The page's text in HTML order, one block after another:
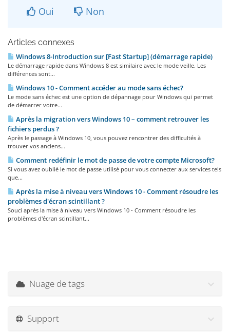
Oui Non
Articles connexes
Windows 8-Introduction sur [Fast Startup] (démarrage rapide)
Le démarrage rapide dans Windows 8 est similaire avec le mode veille. Les
différences sont...
Windows 10 - Comment accéder au mode sans échec?
Le mode sans échec est une option de dépannage pour Windows qui permet
de démarrer votre...
Après la migration vers Windows 10 – comment retrouver les
fichiers perdus ?
Après le passage à Windows 10, vous pouvez rencontrer des difficultés à
trouver vos anciens...
Comment redéfinir le mot de passe de votre compte Microsoft?
Si vous avez oublié le mot de passe utilisé pour vous connecter aux services tels
que...
Après la mise à niveau vers Windows 10 - Comment résoudre les
problèmes d'écran scintillant ?
Souci après la mise à niveau vers Windows 10 - Comment résoudre les
problèmes d'écran scintillant...
Nuage de tags
Support